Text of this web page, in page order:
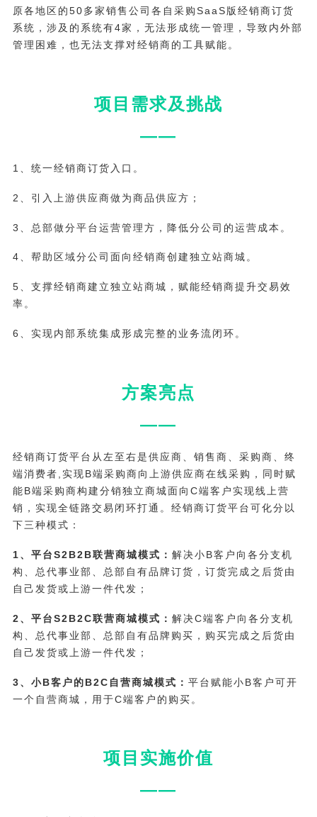
原各地区的50多家销售公司各自采购SaaS版经销商订货
系统，涉及的系统有4家，无法形成统一管理，导致内外部
管理困难，也无法支撑对经销商的工具赋能。
项目需求及挑战
——
1、统一经销商订货入口。
2、引入上游供应商做为商品供应方；
3、总部做分平台运营管理方，降低分公司的运营成本。
4、帮助区域分公司面向经销商创建独立站商城。
5、支撑经销商建立独立站商城，赋能经销商提升交易效
率。
6、实现内部系统集成形成完整的业务流闭环。
方案亮点
——
经销商订货平台从左至右是供应商、销售商、采购商、终
端消费者,实现B端采购商向上游供应商在线采购，同时赋
能B端采购商构建分销独立商城面向C端客户实现线上营
销，实现全链路交易闭环打通。经销商订货平台可化分以
下三种模式：
1、平台S2B2B联营商城模式： 解决小B客户向各分支机
构、总代事业部、总部自有品牌订货，订货完成之后货由
自己发货或上游一件代发；
2、平台S2B2C联营商城模式： 解决C端客户向各分支机
构、总代事业部、总部自有品牌购买，购买完成之后货由
自己发货或上游一件代发；
3、小B客户的B2C自营商城模式： 平台赋能小B客户可开
一个自营商城，用于C端客户的购买。
项目实施价值
——